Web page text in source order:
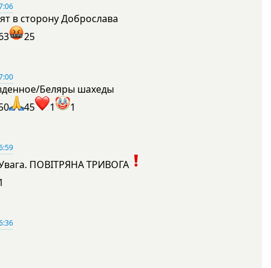
в сторону Доброслава
25
Беляры шахеды
45 1 1
ПОВІТРЯНА ТРИВОГА